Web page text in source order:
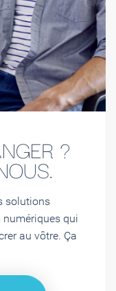
?
solutions
qui
au vôtre. Ça